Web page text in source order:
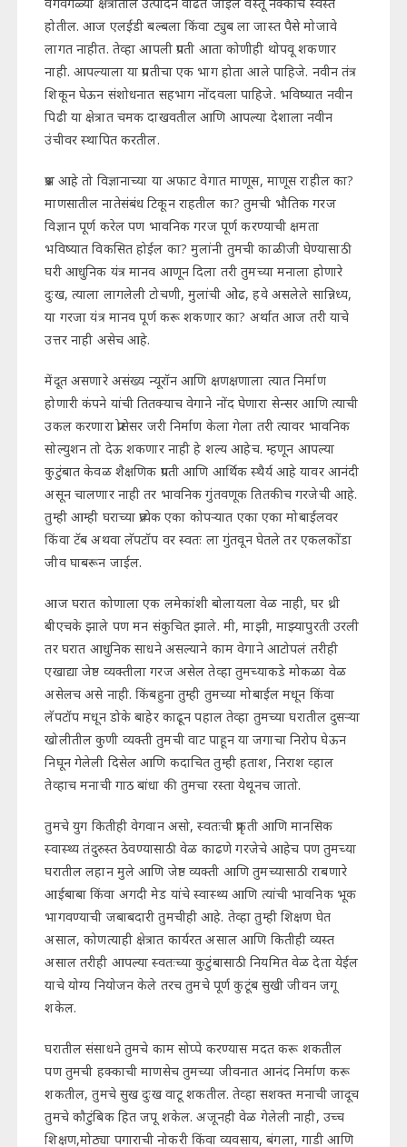
होतील. आज एलईडी बल्बला किंवा ट्युब ला जास्त पैसे मोजावे
लागत नाहीत. तेव्हा आपली प्रगती आता कोणीही थोपवू शकणार
नाही. आपल्याला या प्रगतीचा एक भाग होता आले पाहिजे. नवीन तंत्र
शिकून घेऊन संशोधनात सहभाग नोंदवला पाहिजे. भविष्यात नवीन
पिढी या क्षेत्रात चमक दाखवतील आणि आपल्या देशाला नवीन
उंचीवर स्थापित करतील.
प्रश्न आहे तो विज्ञानाच्या या अफाट वेगात माणूस, माणूस राहील का?
माणसातील नातेसंबंध टिकून राहतील का? तुमची भौतिक गरज
विज्ञान पूर्ण करेल पण भावनिक गरज पूर्ण करण्याची क्षमता
भविष्यात विकसित होईल का? मुलांनी तुमची काळीजी घेण्यासाठी
घरी आधुनिक यंत्र मानव आणून दिला तरी तुमच्या मनाला होणारे
दुःख, त्याला लागलेली टोचणी, मुलांची ओढ, हवे असलेले सान्निध्य,
या गरजा यंत्र मानव पूर्ण करू शकणार का? अर्थात आज तरी याचे
उत्तर नाही असेच आहे.
मेंदूत असणारे असंख्य न्यूरॉन आणि क्षणक्षणाला त्यात निर्माण
होणारी कंपने यांची तितक्याच वेगाने नोंद घेणारा सेन्सर आणि त्याची
उकल करणारा प्रोसेसर जरी निर्माण केला गेला तरी त्यावर भावनिक
सोल्युशन तो देऊ शकणार नाही हे शल्य आहेच. म्हणून आपल्या
कुटुंबात केवळ शैक्षणिक प्रगती आणि आर्थिक स्थैर्य आहे यावर आनंदी
असून चालणार नाही तर भावनिक गुंतवणूक तितकीच गरजेची आहे.
तुम्ही आम्ही घराच्या प्रत्येक एका कोपऱ्यात एका एका मोबाईलवर
किंवा टॅब अथवा लॅपटॉप वर स्वतः ला गुंतवून घेतले तर एकलकोंडा
जीव घाबरून जाईल.
आज घरात कोणाला एक लमेकांशी बोलायला वेळ नाही, घर थ्री
बीएचके झाले पण मन संकुचित झाले. मी, माझी, माझ्यापुरती उरली
तर घरात आधुनिक साधने असल्याने काम वेगाने आटोपलं तरीही
एखाद्या जेष्ठ व्यक्तीला गरज असेल तेव्हा तुमच्याकडे मोकळा वेळ
असेलच असे नाही. किंबहुना तुम्ही तुमच्या मोबाईल मधून किंवा
लॅपटॉप मधून डोके बाहेर काढून पहाल तेव्हा तुमच्या घरातील दुसऱ्या
खोलीतील कुणी व्यक्ती तुमची वाट पाहून या जगाचा निरोप घेऊन
निघून गेलेली दिसेल आणि कदाचित तुम्ही हताश, निराश व्हाल
तेव्हाच मनाची गाठ बांधा की तुमचा रस्ता येथूनच जातो.
तुमचे युग कितीही वेगवान असो, स्वतःची प्रकृती आणि मानसिक
स्वास्थ्य तंदुरुस्त ठेवण्यासाठी वेळ काढणे गरजेचे आहेच पण तुमच्या
घरातील लहान मुले आणि जेष्ठ व्यक्ती आणि तुमच्यासाठी राबणारे
आईबाबा किंवा अगदी मेड यांचे स्वास्थ्य आणि त्यांची भावनिक भूक
भागवण्याची जबाबदारी तुमचीही आहे. तेव्हा तुम्ही शिक्षण घेत
असाल, कोणत्याही क्षेत्रात कार्यरत असाल आणि कितीही व्यस्त
असाल तरीही आपल्या स्वतःच्या कुटुंबासाठी नियमित वेळ देता येईल
याचे योग्य नियोजन केले तरच तुमचे पूर्ण कुटूंब सुखी जीवन जगू
शकेल.
घरातील संसाधने तुमचे काम सोप्पे करण्यास मदत करू शकतील
पण तुमची हक्काची माणसेच तुमच्या जीवनात आनंद निर्माण करू
शकतील, तुमचे सुख दुःख वाटू शकतील. तेव्हा सशक्त मनाची जादूच
तुमचे कौटुंबिक हित जपू शकेल. अजूनही वेळ गेलेली नाही, उच्च
शिक्षण,मोठ्या पगाराची नोकरी किंवा व्यवसाय, बंगला, गाडी आणि